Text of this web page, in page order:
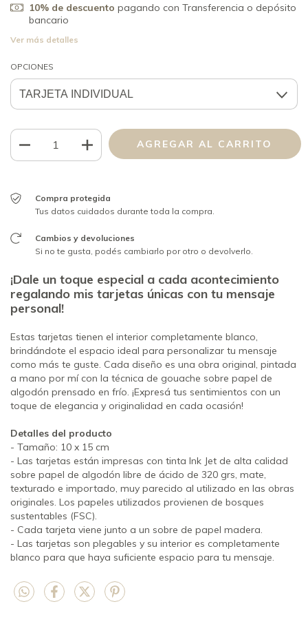
10% de descuento pagando con Transferencia o depósito
bancario
Ver más detalles
OPCIONES
Compra protegida
Tus datos cuidados durante toda la compra.
Cambios y devoluciones
Si no te gusta, podés cambiarlo por otro o devolverlo.
¡Dale un toque especial a cada acontecimiento
regalando mis tarjetas únicas con tu mensaje
personal!
Estas tarjetas tienen el interior completamente blanco,
brindándote el espacio ideal para personalizar tu mensaje
como más te guste. Cada diseño es una obra original, pintada
a mano por mí con la técnica de gouache sobre papel de
algodón prensado en frío. ¡Expresá tus sentimientos con un
toque de elegancia y originalidad en cada ocasión!
Detalles del producto
- Tamaño: 10 x 15 cm
- Las tarjetas están impresas con tinta Ink Jet de alta calidad
sobre papel de algodón libre de ácido de 320 grs, mate,
texturado e importado, muy parecido al utilizado en las obras
originales. Los papeles utilizados provienen de bosques
sustentables (FSC).
- Cada tarjeta viene junto a un sobre de papel madera.
- Las tarjetas son plegables y su interior es completamente
blanco para que haya suficiente espacio para tu mensaje.